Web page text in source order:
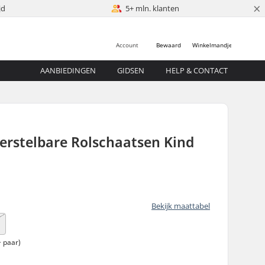
5+ mln. klanten ×
Winkelmandje
Bewaard
Account
AANBIEDINGEN GIDSEN HELP & CONTACT
Rolschaatsen Kind
Bekijk maattabel
paar)